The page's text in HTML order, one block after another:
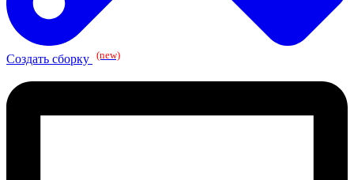
Создать сборку (new)